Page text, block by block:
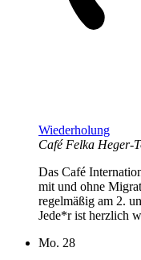
Wiederholung
Café Felka Heger-
Das Café
mit und ohne
regelmäßig am 2.
Jede*r ist herzlich
Mo. 28